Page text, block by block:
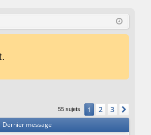
cri
55 sujets 1 2 3
Dernier message